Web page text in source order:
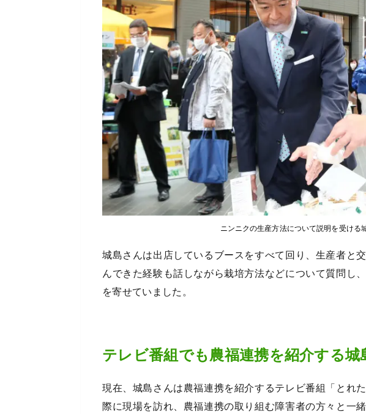
ニンニクの生産方法について説明を受ける
城島さんは出店しているブースをすべて回り、生産者と
んできた経験も話しながら栽培方法などについて質問し
を寄せていました。
テレビ番組でも農福連携を紹介する城
現在、城島さんは農福連携を紹介するテレビ番組「とれ
際に現場を訪れ、農福連携の取り組む障害者の方々と一